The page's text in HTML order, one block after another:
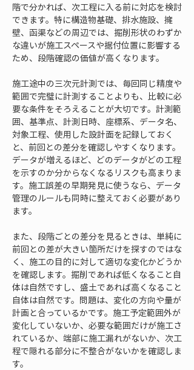
階で分かれば、次工程に入る前に対応を検討
できます。特に構造物基礎、排水施設、擁
壁、函渠などの周辺では、掘削形状のわずか
な違いが施工スペースや据付位置に影響する
ため、段階確認の価値が高くなります。
施工途中の三次元計測では、毎回同じ精度や
範囲で完璧に計測することよりも、比較に必
要な条件をそろえることが大切です。計測範
囲、基準点、計測日時、座標系、データ名、
対象工程、使用した設計面を記録しておく
と、前回との差分を確認しやすくなります。
データが増えるほど、どのデータがどの工程
を示すのか分からなくなるリスクも高まりま
す。施工誤差の早期発見に使うなら、データ
管理のルールも同時に整えておく必要があり
ます。
また、段階ごとの差分を見るときは、単純に
前回との差が大きい箇所だけを探すのではな
く、施工の目的に対して適切な変化かどうか
を確認します。掘削であれば低くなること自
体は自然ですし、盛土であれば高くなること
自体は自然です。問題は、変化の方向や量が
計画と合っているかです。施工予定範囲外が
変化していないか、必要な範囲だけが施工さ
れているか、端部に施工漏れがないか、次工
程で隠れる部分に不整合がないかを確認しま
す。